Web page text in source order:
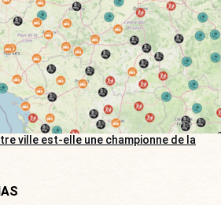
ville est-elle une championne de la